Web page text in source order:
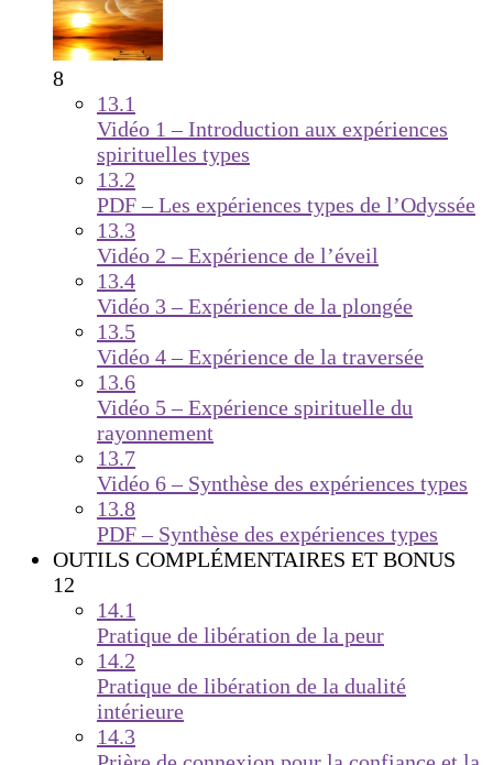
8
13.1
Vidéo 1 – Introduction aux expériences
spirituelles types
13.2
PDF – Les expériences types de l’Odyssée
13.3
Vidéo 2 – Expérience de l’éveil
13.4
Vidéo 3 – Expérience de la plongée
13.5
Vidéo 4 – Expérience de la traversée
13.6
Vidéo 5 – Expérience spirituelle du
rayonnement
13.7
Vidéo 6 – Synthèse des expériences types
13.8
PDF – Synthèse des expériences types
OUTILS COMPLÉMENTAIRES ET BONUS
12
14.1
Pratique de libération de la peur
14.2
Pratique de libération de la dualité
intérieure
14.3